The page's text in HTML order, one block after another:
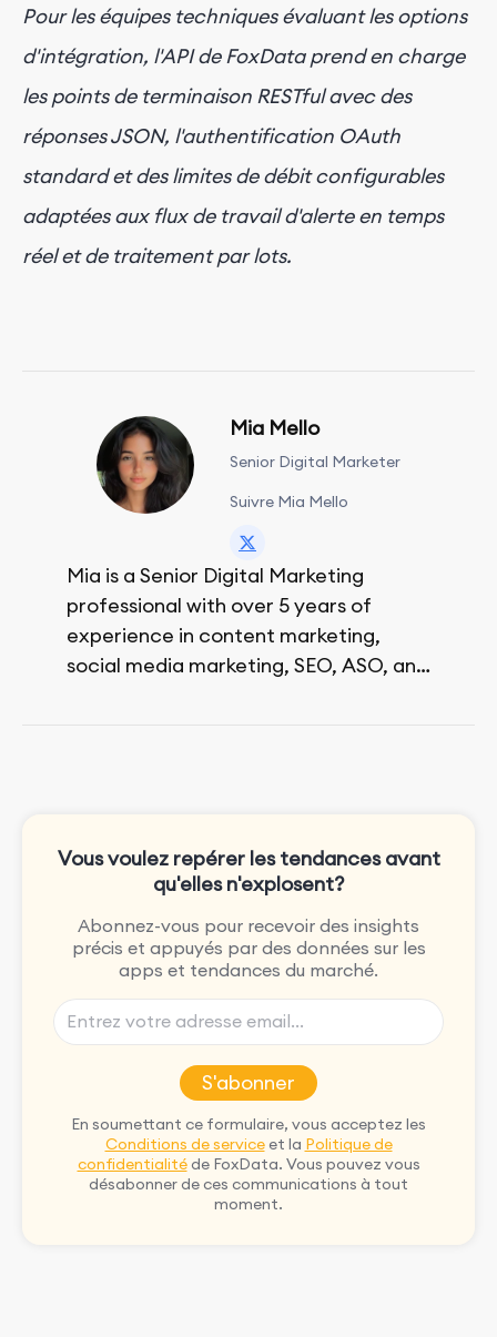
Pour les équipes techniques évaluant les options
d'intégration, l'API de FoxData prend en charge
les points de terminaison RESTful avec des
réponses JSON, l'authentification OAuth
standard et des limites de débit configurables
adaptées aux flux de travail d'alerte en temps
réel et de traitement par lots.
Mia Mello
Senior Digital Marketer
Suivre Mia Mello
Mia is a Senior Digital Marketing
professional with over 5 years of
experience in content marketing,
social media marketing, SEO, ASO, and
Vous voulez repérer les tendances avant
qu'elles n'explosent?
Abonnez-vous pour recevoir des insights
précis et appuyés par des données sur les
apps et tendances du marché.
S'abonner
En soumettant ce formulaire, vous acceptez les
Conditions de serviceet la Politique de
confidentialitéde FoxData. Vous pouvez vous
désabonner de ces communications à tout
moment.